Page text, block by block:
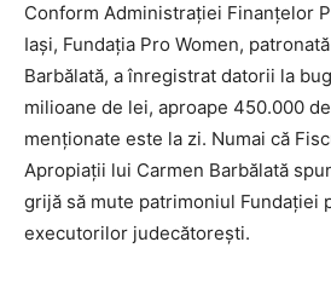
Conform Administraţiei Finanţelor
Iaşi, Fundaţia Pro Women,
Barbălată, a înregistrat datorii la
milioane de lei, aproape 450.000
menţionate este la zi. Numai că
Apropiaţii lui Carmen Barbălată
grijă să mute patrimoniul Fundaţiei
executorilor judecătoreşti.